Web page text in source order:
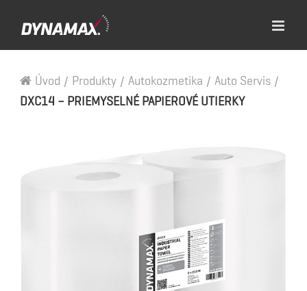
Úvod / Produkty / Autokozmetika / Auto Servis /
DXC14 – PRIEMYSELNÉ PAPIEROVÉ UTIERKY